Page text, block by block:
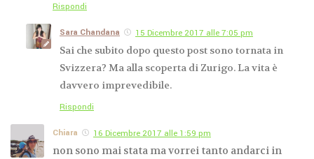
Rispondi
Sara Chandana 15 Dicembre 2017 alle 7:05 pm
Sai che subito dopo questo post sono tornata in
Svizzera? Ma alla scoperta di Zurigo. La vita è
davvero imprevedibile.
Rispondi
Chiara 16 Dicembre 2017 alle 1:59 pm
non sono mai stata ma vorrei tanto andarci in